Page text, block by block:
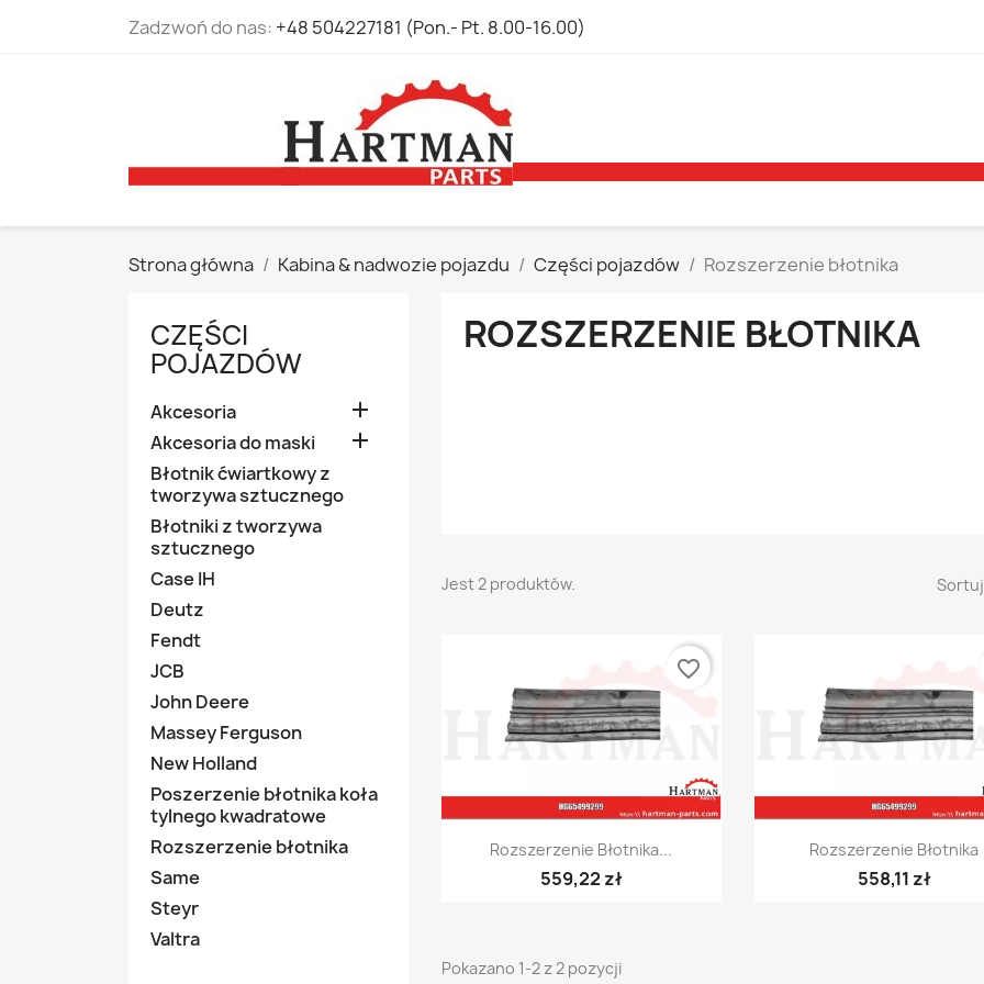
Zadzwoń do nas: +48 504227181 (Pon.- Pt. 8.00-16.00)
Strona główna Kabina & nadwozie pojazdu Części pojazdów Rozszerzenie błotnika
CZĘŚCI
POJAZDÓW
Akcesoria 
Akcesoria do maski 
Błotnik ćwiartkowy z
tworzywa sztucznego
Błotniki z tworzywa
sztucznego
Case IH
Deutz
Fendt
JCB
John Deere
Massey Ferguson
New Holland
Poszerzenie błotnika koła
tylnego kwadratowe
Rozszerzenie błotnika
Same
Steyr
Valtra
ROZSZERZENIE BŁOTNIKA
Jest 2 produktów.
Szybki podgląd
Rozszerzenie Błotnika...
559,22 zł
favorite_border
Szybki podgląd
Rozszerzenie Błotnika
558,11 zł
Pokazano 1-2 z 2 pozycji